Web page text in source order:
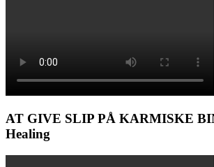
AT GIVE SLIP PÅ KARMISKE
Healing